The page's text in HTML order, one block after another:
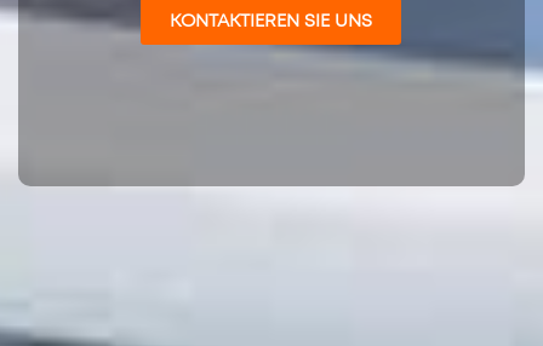
KONTAKTIEREN SIE UNS